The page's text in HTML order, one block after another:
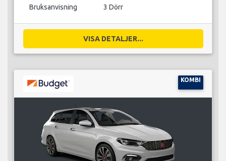
Bruksanvisning 3 Dörr
VISA DETALJER...
KOMBI